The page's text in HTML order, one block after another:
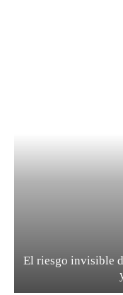
El riesgo invisible